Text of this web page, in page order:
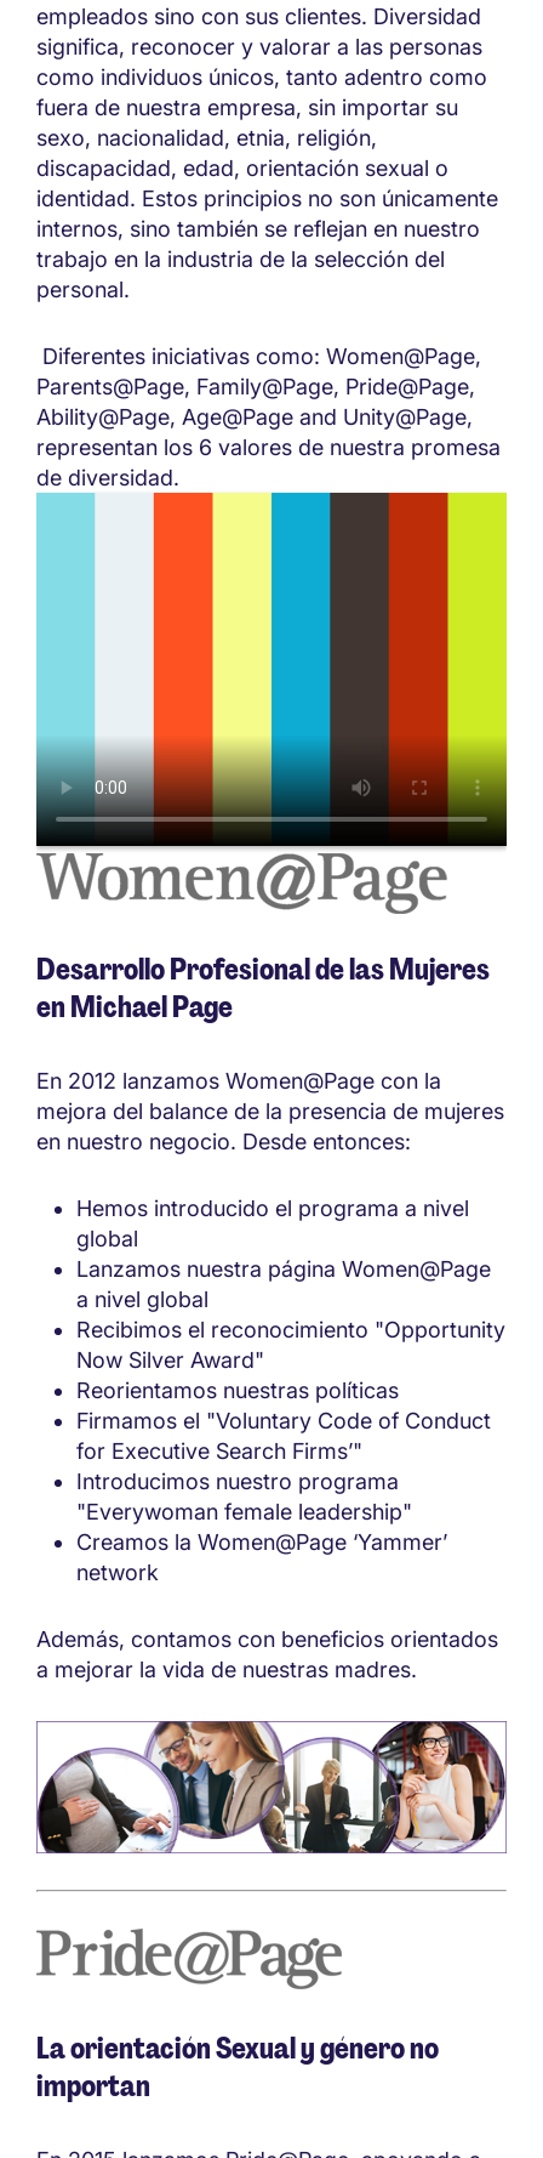
empleados sino con sus clientes. Diversidad
significa, reconocer y valorar a las personas
como individuos únicos, tanto adentro como
fuera de nuestra empresa, sin importar su
sexo, nacionalidad, etnia, religión,
discapacidad, edad, orientación sexual o
identidad. Estos principios no son únicamente
internos, sino también se reflejan en nuestro
trabajo en la industria de la selección del
personal.
Diferentes iniciativas como: Women@Page,
Parents@Page, Family@Page, Pride@Page,
Ability@Page, Age@Page and Unity@Page,
representan los 6 valores de nuestra promesa
de diversidad.
Desarrollo Profesional de las Mujeres
en Michael Page
En 2012 lanzamos Women@Page con la
mejora del balance de la presencia de mujeres
en nuestro negocio. Desde entonces:
Hemos introducido el programa a nivel
global
Lanzamos nuestra página Women@Page
a nivel global
Recibimos el reconocimiento "Opportunity
Now Silver Award"
Reorientamos nuestras políticas
Firmamos el "Voluntary Code of Conduct
for Executive Search Firms’"
Introducimos nuestro programa
"Everywoman female leadership"
Creamos la Women@Page ‘Yammer’
network
Además, contamos con beneficios orientados
a mejorar la vida de nuestras madres.
La orientación Sexual y género no
importan